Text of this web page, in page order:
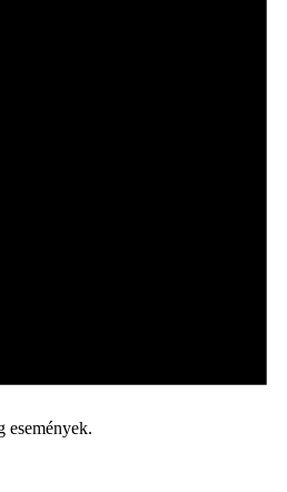
események.